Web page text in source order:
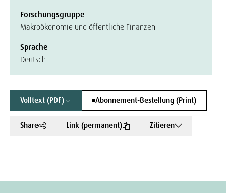
Forschungsgruppe
Makroökonomie und öffentliche Finanzen
Sprache
Deutsch
Volltext (PDF) Abonnement-Bestellung (Print)
Share Link (permanent) Zitieren